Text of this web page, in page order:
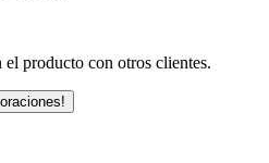
producto con otros clientes.